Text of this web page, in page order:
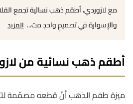
مع لازوردي، أطقم ذهب نسائية تجمع
والإسوارة في تصميمٍ واحدٍ مت... المزيد
أطقم ذهب نسائية من
ميزة طقم الذهب أنّ قطعه مصمّمة